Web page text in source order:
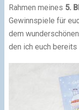
Rahmen meines 5.
Gewinnspiele für
dem wunderschönen
den ich euch bereits